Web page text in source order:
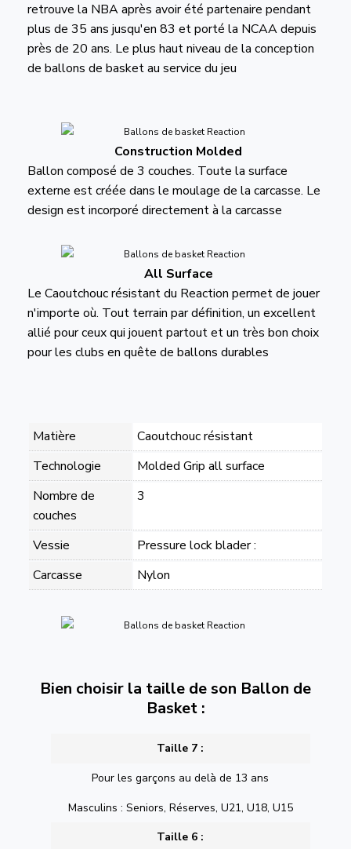
retrouve la NBA après avoir été partenaire pendant
plus de 35 ans jusqu'en 83 et porté la NCAA depuis
près de 20 ans. Le plus haut niveau de la conception
de ballons de basket au service du jeu
Construction Molded
Ballon composé de 3 couches. Toute la surface
externe est créée dans le moulage de la carcasse. Le
design est incorporé directement à la carcasse
All Surface
Le Caoutchouc résistant du Reaction permet de jouer
n'importe où. Tout terrain par définition, un excellent
allié pour ceux qui jouent partout et un très bon choix
pour les clubs en quête de ballons durables
Matière
Caoutchouc résistant
Technologie
Molded Grip all surface
Nombre de
couches
3
Vessie
Pressure lock blader :
Carcasse
Nylon
Bien choisir la taille de son Ballon de
Basket :
Taille 7 :
Pour les garçons au delà de 13 ans
Masculins : Seniors, Réserves, U21, U18, U15
Taille 6 :